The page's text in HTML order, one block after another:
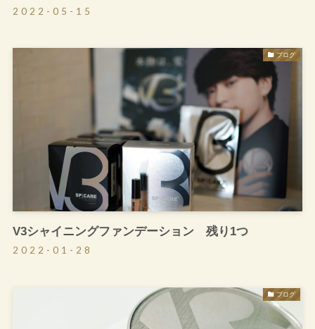
2022-05-15
ブログ
V3シャイニングファンデーション 残り1つ
2022-01-28
ブログ